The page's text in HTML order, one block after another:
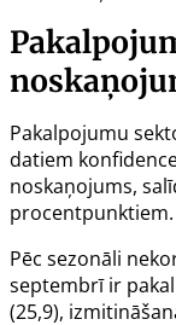
Pakalpojumu
datiem
noskaņojums,
procentpunktiem.
Pēc sezonāli
septembrī ir
(25,9),